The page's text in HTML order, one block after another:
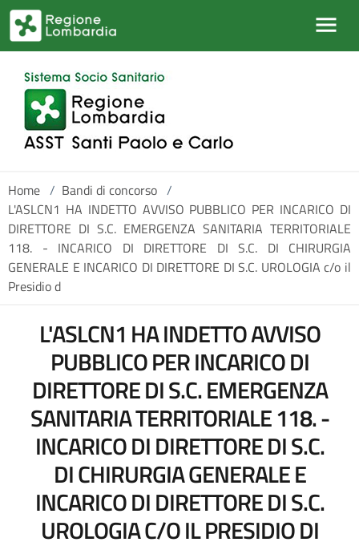
Salta al contenuto principale
Home / Bandi di concorso /
L'ASLCN1 HA INDETTO AVVISO PUBBLICO PER INCARICO DI
DIRETTORE DI S.C. EMERGENZA SANITARIA TERRITORIALE
118. - INCARICO DI DIRETTORE DI S.C. DI CHIRURGIA
GENERALE E INCARICO DI DIRETTORE DI S.C. UROLOGIA c/o il
Presidio d
L'ASLCN1 HA INDETTO AVVISO
PUBBLICO PER INCARICO DI
DIRETTORE DI S.C. EMERGENZA
SANITARIA TERRITORIALE 118. -
INCARICO DI DIRETTORE DI S.C.
DI CHIRURGIA GENERALE E
INCARICO DI DIRETTORE DI S.C.
UROLOGIA C/O IL PRESIDIO DI